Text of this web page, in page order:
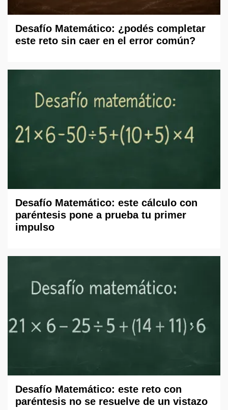
Desafío Matemático: ¿podés completar
este reto sin caer en el error común?
Desafío Matemático: este cálculo con
paréntesis pone a prueba tu primer
impulso
Desafío Matemático: este reto con
paréntesis no se resuelve de un vistazo